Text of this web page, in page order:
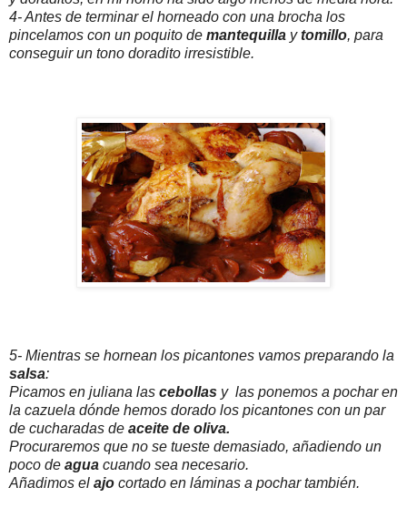
4- Antes de terminar el horneado con una brocha los
pincelamos con un poquito de mantequilla ytomillo, para
conseguir un tono doradito irresistible.
5- Mientras se hornean los picantones vamos preparando la
salsa:
Picamos en juliana las cebollas y las ponemos a pochar en
la cazuela dónde hemos dorado los picantones con un par
de cucharadas de aceite de oliva.
Procuraremos que no se tueste demasiado, añadiendo un
poco de agua cuando sea necesario.
Añadimos el ajo cortado en láminas a pochar también.